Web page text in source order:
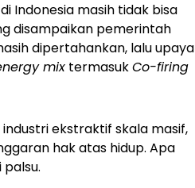
Indonesia masih tidak bisa
disampaikan pemerintah
dipertahankan, lalu upaya
mix termasukCo-firing
ekstraktif skala masif,
hak atas hidup. Apa